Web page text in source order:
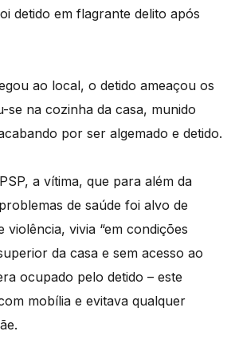
detido em flagrante delito após
ao local, o detido ameaçou os
se na cozinha da casa, munido
por ser algemado e detido.
a vítima, que para além da
de saúde foi alvo de
violência, vivia “em condições
da casa e sem acesso ao
ocupado pelo detido – este
mobília e evitava qualquer